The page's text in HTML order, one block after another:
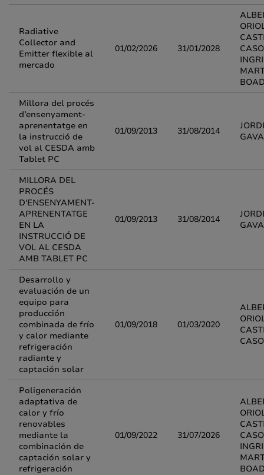
Radiative
Collector and
Emitter flexible al
mercado
01/02/2026 31/01/2028
Millora del procés
d’ensenyament-
aprenentatge en
la instrucció de
vol al CESDA amb
Tablet PC
01/09/2013 31/08/2014
JORDI
MILLORA DEL
PROCÉS
D'ENSENYAMENT-
APRENENTATGE
EN LA
INSTRUCCIÓ DE
VOL AL CESDA
AMB TABLET PC
01/09/2013 31/08/2014
JORDI
Desarrollo y
evaluación de un
equipo para
producción
combinada de frío
y calor mediante
refrigeración
radiante y
captación solar
01/09/2018 01/03/2020
Poligeneración
adaptativa de
calor y frío
renovables
mediante la
combinación de
captación solar y
refrigeración
01/09/2022 31/07/2026